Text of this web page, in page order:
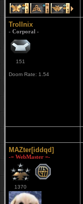
1 1 1
Trollnix
- Corporal -
151
Doom Rate: 1.54
MAZter[iddqd]
-= WebMaster =-
1370